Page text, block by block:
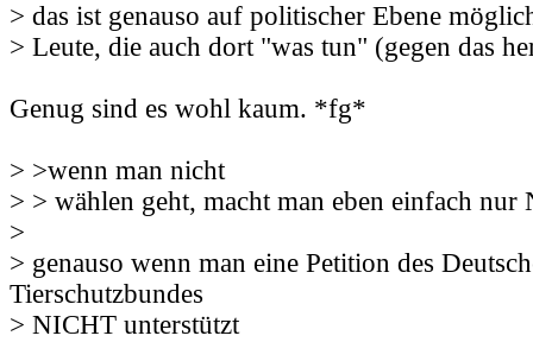
> das ist genauso auf politischer Ebene
> Leute, die auch dort "was tun" (gegen das
Genug sind es wohl kaum. *fg*
> >wenn man nicht
> > wählen geht, macht man eben einfach nur
>
> genauso wenn man eine Petition des
Tierschutzbundes
> NICHT unterstützt